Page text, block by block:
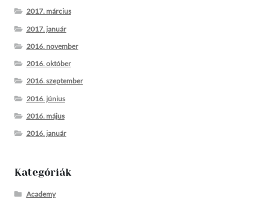
2017. március
2017. január
2016. november
2016. október
2016. szeptember
2016. június
2016. május
2016. január
Kategóriák
Academy